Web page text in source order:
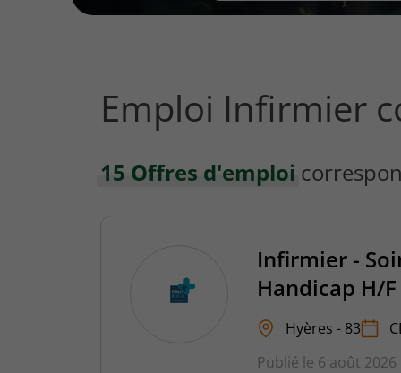
vous
Emploi Infirmier
15 Offres d'emploi
Infirmier -
Handicap H/F
Hyères - 83
Publié le 6 août 2026